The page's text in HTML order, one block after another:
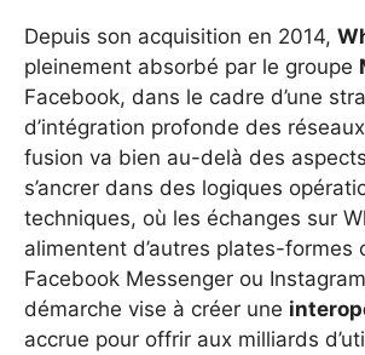
Depuis son acquisition en 2014,
pleinement absorbé par le groupe
Facebook, dans le cadre d’une
d’intégration profonde des
fusion va bien au-delà des
s’ancrer dans des logiques
techniques, où les échanges sur
alimentent d’autres plates-formes
Facebook Messenger ou
démarche vise à créer une
accrue pour offrir aux milliards